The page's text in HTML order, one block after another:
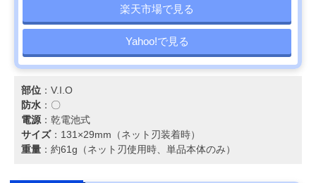
楽天市場で見る
Yahoo!で見る
部位 ：V.I.O
防水 ：〇
電源：乾電池式
サイズ：131×29mm（ネット刃装着時）
重量 ：約61g（ネット刃使用時、単品本体のみ）